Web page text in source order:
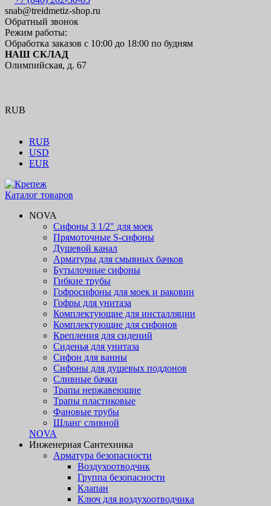
snab@treidmetiz-shop.ru
Обратный звонок
Режим работы:
Обработка заказов с 10:00 до 18:00 по будням
НАШ СКЛАД
Олимпийская, д. 67
RUB
RUB
USD
EUR
Каталог товаров
NOVA
Сифоны 3 1/2" для моек
Прямоточные S-сифоны
Душевой канал
Арматуры для смывных бачков
Бутылочные сифоны
Гибкие трубы
Гофросифоны для моек и раковин
Гофры для унитаза
Комплектующие для инсталляции
Комплектующие для сифонов
Крепления для сидений
Сиденья для унитаза
Сифон для ванны
Сифоны для душевых поддонов
Сливные бачки
Трапы нержавеющие
Трапы пластиковые
Фановые трубы
Шланг сливной
NOVA
Инженерная Сантехника
Арматура безопасности
Воздухоотводчик
Группа безопасности
Клапан
Ключ для воздухоотводчика